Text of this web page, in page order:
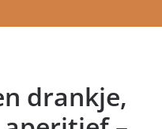
drankje,